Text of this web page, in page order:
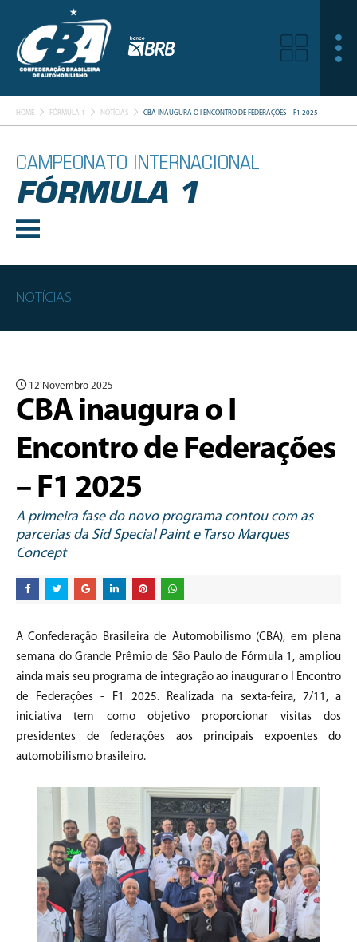
HOME FÓRMULA 1 NOTÍCIAS CBA INAUGURA O I ENCONTRO DE FEDERAÇÕES – F1 2025
CAMPEONATO INTERNACIONAL
FÓRMULA 1
NOTÍCIAS
12 Novembro 2025
CBA inaugura o I
Encontro de Federações
– F1 2025
A primeira fase do novo programa contou com as
parcerias da Sid Special Paint e Tarso Marques
Concept
A Confederação Brasileira de Automobilismo (CBA), em plena
semana do Grande Prêmio de São Paulo de Fórmula 1, ampliou
ainda mais seu programa de integração ao inaugurar o I Encontro
de Federações - F1 2025. Realizada na sexta-feira, 7/11, a
iniciativa tem como objetivo proporcionar visitas dos
presidentes de federações aos principais expoentes do
automobilismo brasileiro.